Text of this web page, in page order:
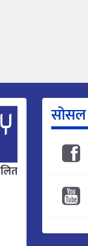
सोसल